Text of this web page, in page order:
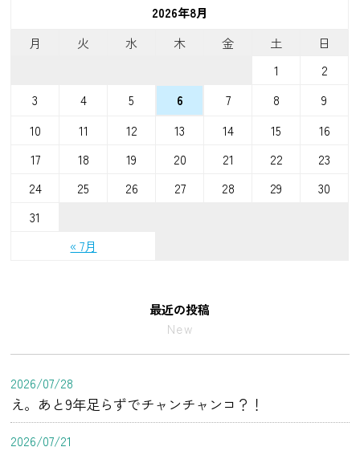
2026年8月
月
火 水 木 金 土 日
« 7月
1
2
3
4 5 6 7 8
9
10
11 12 13 14 15
16
17
18 19 20 21 22
23
24
25 26 27 28 29
30
31
最近の投稿
New
2026/07/28
え。あと9年足らずでチャンチャンコ？！
2026/07/21